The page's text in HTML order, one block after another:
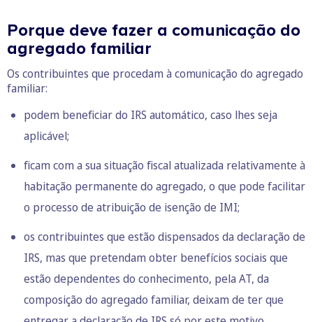
Porque deve fazer a comunicação do
agregado familiar
Os contribuintes que procedam à comunicação do agregado
familiar:
podem beneficiar do IRS automático, caso lhes seja
aplicável;
ficam com a sua situação fiscal atualizada relativamente à
habitação permanente do agregado, o que pode facilitar
o processo de atribuição de isenção de IMI;
os contribuintes que estão dispensados da declaração de
IRS, mas que pretendam obter benefícios sociais que
estão dependentes do conhecimento, pela AT, da
composição do agregado familiar, deixam de ter que